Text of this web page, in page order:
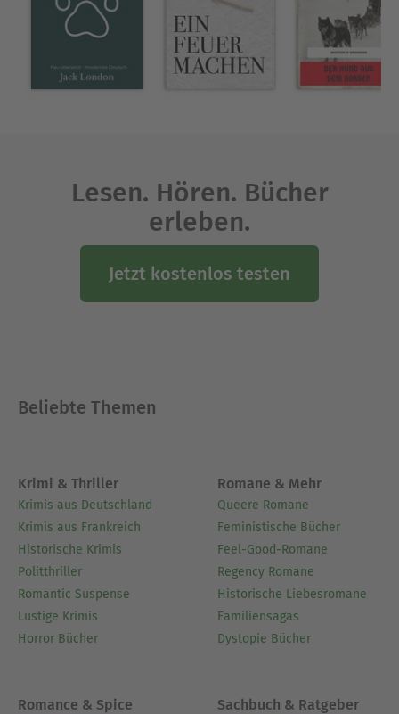
Wolf aus einem örtlichen Rudel. Doch Buck
schließt sich den Wölfen nicht an und kehrt nach
Thornton zurück. Buck pendelt immer wieder
zwischen Thornton und der Wildnis hin und her,
ohne zu wissen, wohin er gehört. Diese
Über Jack London
Jack London war ein amerikanischer Schriftsteller,
dessen Abenteuerromane von Naturgewalten,
Grenzerfahrungen geprägt sind.
Lesen. Hören. Bücher
erleben.
Jetzt kostenlos testen
Beliebte Themen
Krimi & Thriller
Krimis aus Deutschland
Krimis aus Frankreich
Historische Krimis
Politthriller
Romantic Suspense
Lustige Krimis
Horror Bücher
Romane & Mehr
Queere Romane
Feministische Bücher
Feel-Good-Romane
Regency Romane
Historische Liebesromane
Familiensagas
Dystopie Bücher
Romance & Spice Sachbuch & Ratgeber